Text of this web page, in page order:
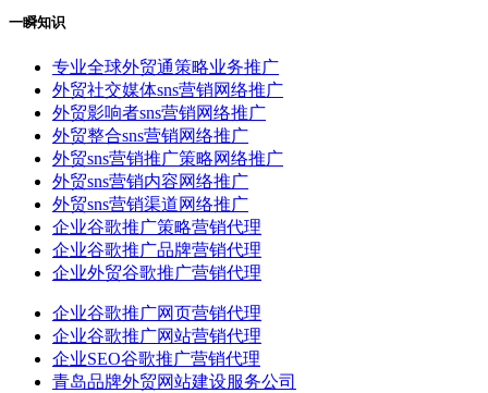
一瞬知识
专业全球外贸通策略业务推广
外贸社交媒体sns营销网络推广
外贸影响者sns营销网络推广
外贸整合sns营销网络推广
外贸sns营销推广策略网络推广
外贸sns营销内容网络推广
外贸sns营销渠道网络推广
企业谷歌推广策略营销代理
企业谷歌推广品牌营销代理
企业外贸谷歌推广营销代理
企业谷歌推广网页营销代理
企业谷歌推广网站营销代理
企业SEO谷歌推广营销代理
青岛品牌外贸网站建设服务公司